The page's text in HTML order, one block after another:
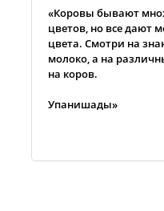
«Коровы бывают
цветов, но все дают
цвета. Смотри на
молоко, а на
на коров.
Упанишады»